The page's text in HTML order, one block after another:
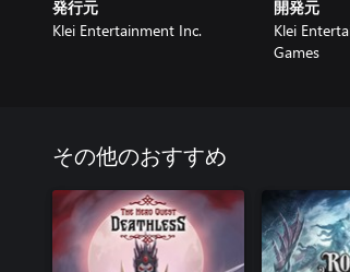
決断の重要性
敵を殺すと、その仲間の怒りを買うことに
があなたの行動をすべて覚えているので、
人々がいる、緑豊かな、手書きの世界を探
駆け引き
各キャラクターには、派閥の忠誠心とあ
きして、最も強力な社会的利益を手に入
の恨みを買うことになるので、注意が必要
発行元
Klei Entertainment Inc.
開発元
Klei
Games
その他のおすすめ